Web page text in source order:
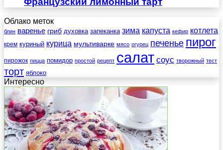
Облако меток
блин варенье гриб духовка запеканка зима капуста кефир котлета
крем куриный курица мультиварке мясо огурец печенье пирог
пирожок пицца помидор простой рецепт салат соус творожный тест
торт яблоко
Интересно